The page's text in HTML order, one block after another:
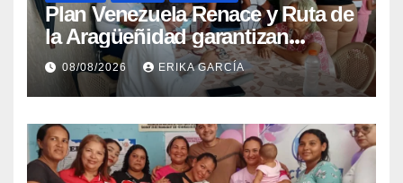
Plan Venezuela Renace y Ruta de
la Aragüeñidad garantizan
atención médica integral en
Aragua
08/08/2026 ERIKA GARCÍA